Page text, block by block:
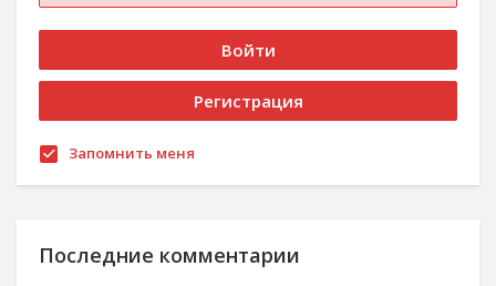
Запомнить меня
Последние комментарии